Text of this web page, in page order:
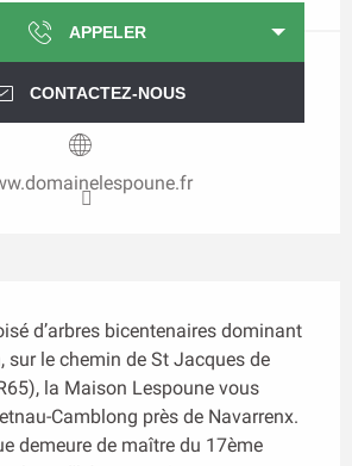
APPELER
CONTACTEZ-NOUS
d’arbres bicentenaires dominant
sur le chemin de St Jacques de
la Maison Lespoune vous
Camblong près de Navarrenx.
demeure de maître du 17ème